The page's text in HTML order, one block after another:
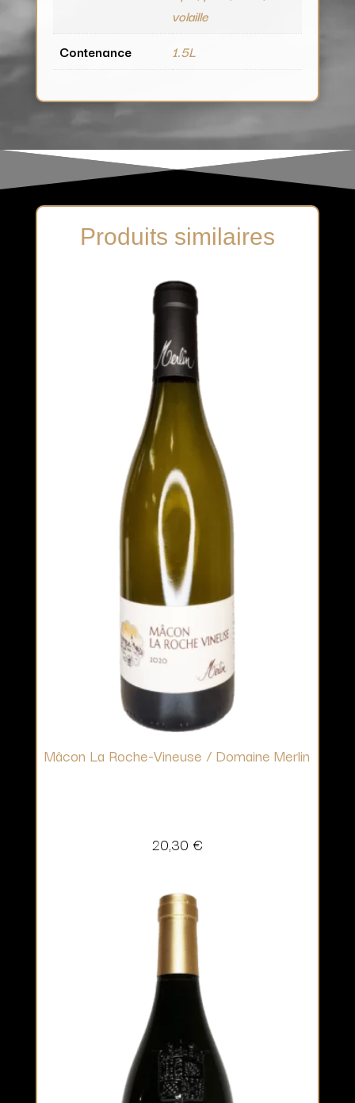
volaille
Contenance
1.5L
Produits similaires
Mâcon La Roche-Vineuse / Domaine Merlin
20,30 €